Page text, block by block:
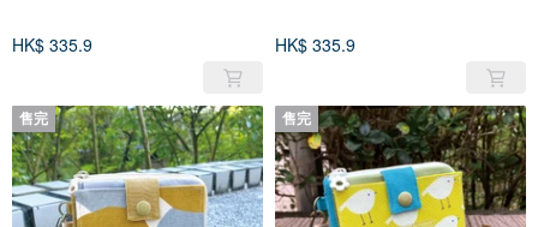
HK$ 335.9 HK$ 335.9
售完 售完